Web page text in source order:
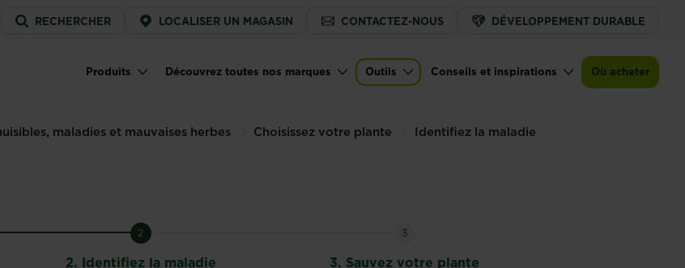
Service
menu
RECHERCHER LOCALISER UN MAGASIN CONTACTEZ-NOUS DÉVELOPPEMENT DURABLE
Main navigation
Produits Découvrez toutes nos marques Outils Conseils et inspirations Où acheter
maladies et mauvaises herbes Choisissez votre plante Identifiez la maladie
2
2. Identifiez la maladie
3
3. Sauvez votre plante